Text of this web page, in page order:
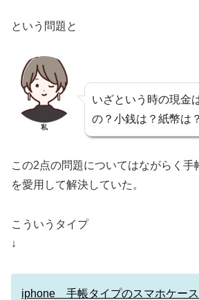
という問題と
私
いざという時の現金
の？小銭は？紙幣は？
この2点の問題についてはながらく手
を愛用して解決していた。
こういうタイプ
↓
iphone 手帳タイプのスマホケース